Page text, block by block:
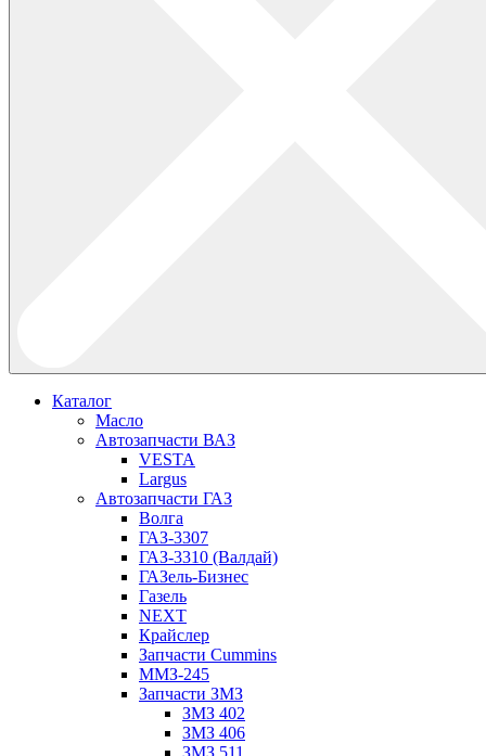
Каталог
Масло
Автозапчасти ВАЗ
VESTA
Largus
Автозапчасти ГАЗ
Волга
ГАЗ-3307
ГАЗ-3310 (Валдай)
ГАЗель-Бизнес
Газель
NEXT
Крайслер
Запчасти Cummins
ММЗ-245
Запчасти ЗМЗ
ЗМЗ 402
ЗМЗ 406
ЗМЗ 511